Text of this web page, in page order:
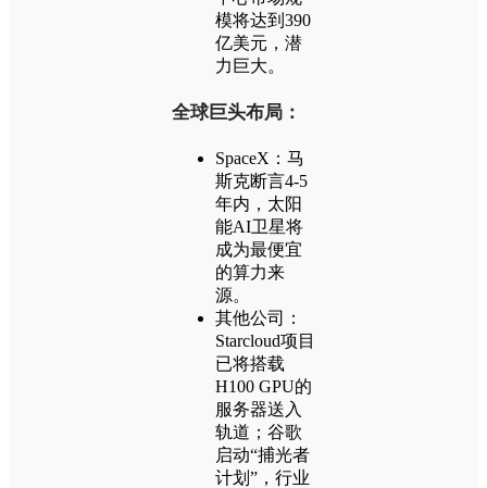
模将达到390
亿美元，潜
力巨大。
全球巨头布局：
SpaceX：马
斯克断言4-5
年内，太阳
能AI卫星将
成为最便宜
的算力来
源。
其他公司：
Starcloud项目
已将搭载
H100 GPU的
服务器送入
轨道；谷歌
启动“捕光者
计划”，行业